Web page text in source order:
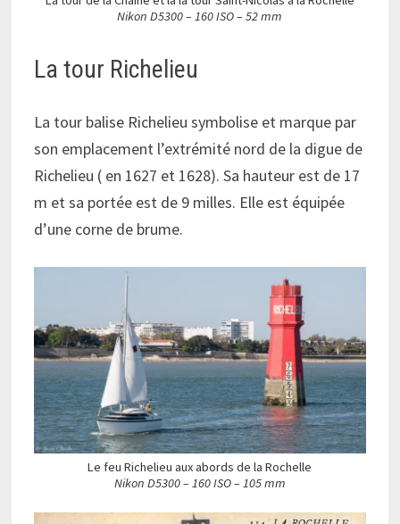
Nikon D5300 – 160 ISO – 52 mm
La tour Richelieu
La tour balise Richelieu symbolise et marque par
son emplacement l’extrémité nord de la digue de
Richelieu ( en 1627 et 1628). Sa hauteur est de 17
m et sa portée est de 9 milles. Elle est équipée
d’une corne de brume.
Le feu Richelieu aux abords de la Rochelle
Nikon D5300 – 160 ISO – 105 mm